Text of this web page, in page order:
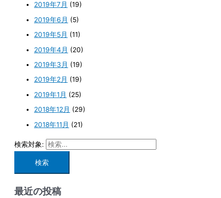
2019年7月 (19)
2019年6月 (5)
2019年5月 (11)
2019年4月 (20)
2019年3月 (19)
2019年2月 (19)
2019年1月 (25)
2018年12月 (29)
2018年11月 (21)
検索対象:
最近の投稿